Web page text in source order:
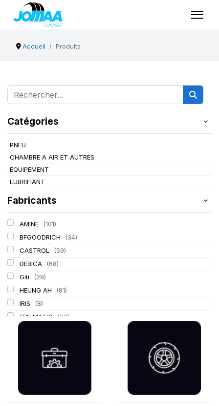
Accueil Produits
Catégories
PNEU
CHAMBRE A AIR ET AUTRES
EQUIPEMENT
LUBRIFIANT
Fabricants
AMINE
(101)
BFGOODRICH
(34)
CASTROL
(59)
DEBICA
(68)
Giti
(29)
HEUNG AH
(81)
IRIS
(8)
ITALMATIC
(60)
LING LONG (152)
MICHELIN (345)
Mondolfo ferro (31)